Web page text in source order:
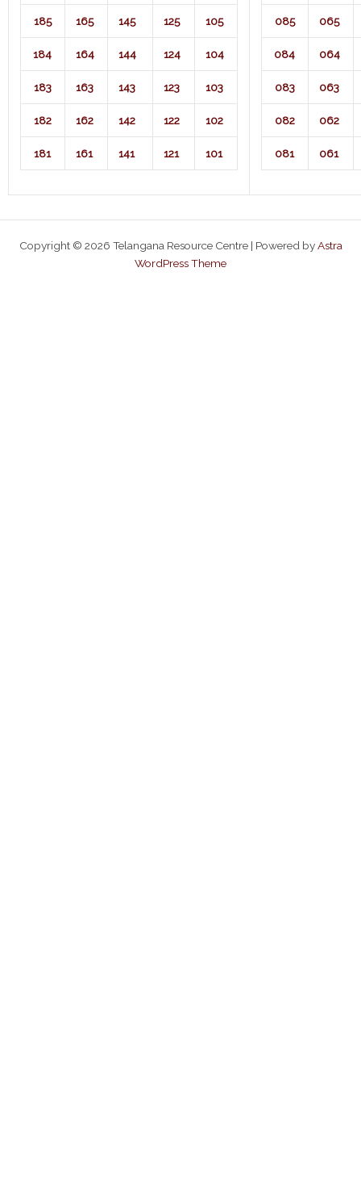
185 165 145 125 105
184 164 144 124 104
183 163 143 123 103
182 162 142 122 102
181 161 141 121 101
085 065
084 064
083 063
082 062
081 061
Copyright © 2026 Telangana Resource Centre | Powered byAstra
WordPress Theme